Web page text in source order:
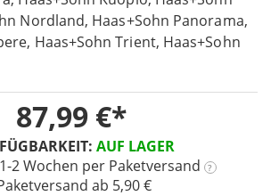
Nordland, Haas+Sohn Panorama,
Haas+Sohn Trient, Haas+Sohn
AUF LAGER
2 Wochen per Paketversand ?
ab 5,90 €
87,99 €